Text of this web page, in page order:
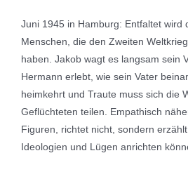
Juni 1945 in Hamburg: Entfaltet wird
Menschen, die den Zweiten
haben. Jakob wagt es langsam sein
Hermann erlebt, wie sein Vater
heimkehrt und Traute muss sich die
Geflüchteten teilen. Empathisch
Figuren, richtet nicht, sondern
Ideologien und Lügen anrichten